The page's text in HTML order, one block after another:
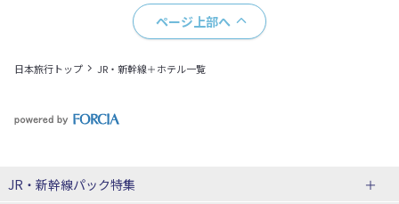
ページ上部へ
日本旅行トップ JR・新幹線＋ホテル一覧
JR・新幹線パック特集